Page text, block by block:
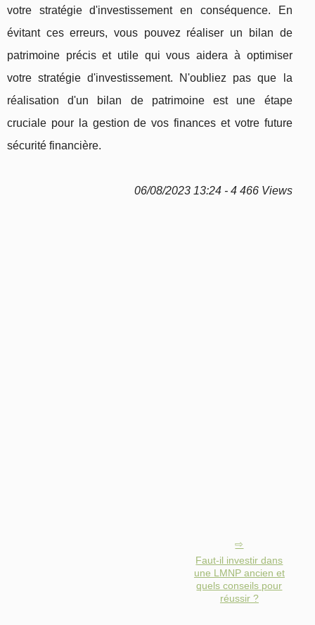
votre stratégie d'investissement en conséquence. En
évitant ces erreurs, vous pouvez réaliser un bilan de
patrimoine précis et utile qui vous aidera à optimiser
votre stratégie d'investissement. N'oubliez pas que la
réalisation d'un bilan de patrimoine est une étape
cruciale pour la gestion de vos finances et votre future
sécurité financière.
06/08/2023 13:24 - 4 466 Views
Faut-il investir dans
une LMNP ancien et
quels conseils pour
réussir ?